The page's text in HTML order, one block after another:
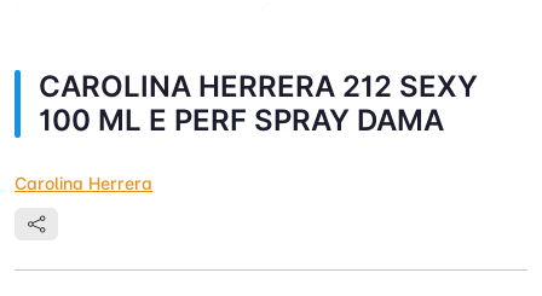
CAROLINA HERRERA 212 SEXY
100 ML E PERF SPRAY DAMA
Carolina Herrera